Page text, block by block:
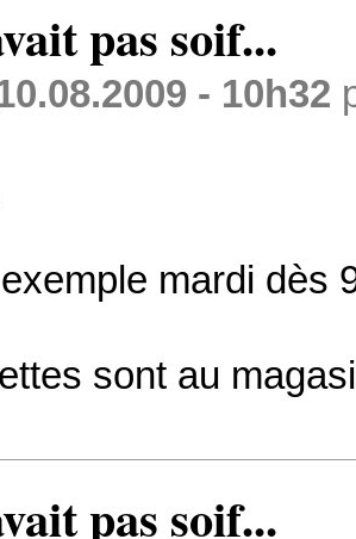
pas soif...
- 10h32
mardi dès
sont au
pas soif...